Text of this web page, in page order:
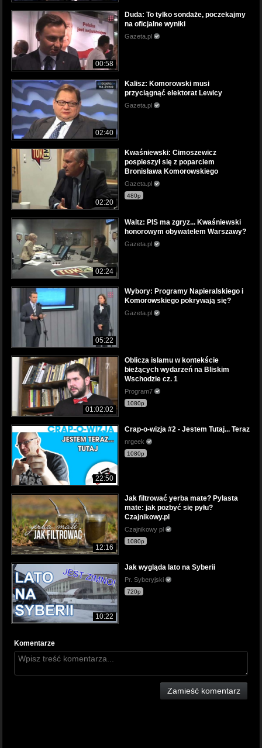
00:58
Duda: To tylko sondaże, poczekajmy
na oficjalne wyniki
Gazeta.pl
02:40
Kalisz: Komorowski musi
przyciągnąć elektorat Lewicy
Gazeta.pl
02:20
Kwaśniewski: Cimoszewicz
pospieszył się z poparciem
Bronisława Komorowskiego
Gazeta.pl
480p
02:24
Waltz: PIS ma zgryz... Kwaśniewski
honorowym obywatelem Warszawy?
Gazeta.pl
05:22
Wybory: Programy Napieralskiego i
Komorowskiego pokrywają się?
Gazeta.pl
01:02:02
Oblicza islamu w kontekście
bieżących wydarzeń na Bliskim
Wschodzie cz. 1
Program7
1080p
22:50
Crap-o-wizja #2 - Jestem Tutaj... Teraz
nrgeek
1080p
12:16
Jak filtrować yerba mate? Pylasta
mate: jak pozbyć się pyłu?
Czajnikowy.pl
Czajnikowy pl
1080p
10:22
Jak wygląda lato na Syberii
Pr. Syberyjski
720p
Komentarze
Zamieść komentarz